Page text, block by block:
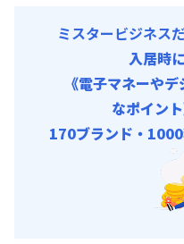
ミスタービジネス
入居時
《電子マネーや
なポイン
170ブランド・